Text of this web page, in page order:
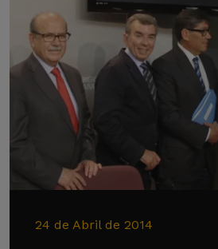
24 de Abril de 2014